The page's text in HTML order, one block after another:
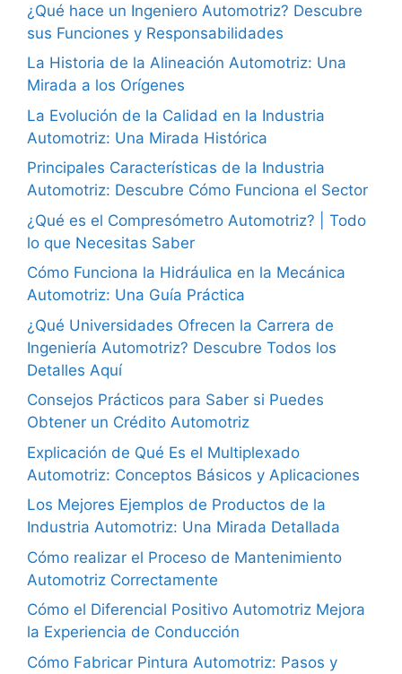
¿Qué hace un Ingeniero Automotriz? Descubre
sus Funciones y Responsabilidades
La Historia de la Alineación Automotriz: Una
Mirada a los Orígenes
La Evolución de la Calidad en la Industria
Automotriz: Una Mirada Histórica
Principales Características de la Industria
Automotriz: Descubre Cómo Funciona el Sector
¿Qué es el Compresómetro Automotriz? | Todo
lo que Necesitas Saber
Cómo Funciona la Hidráulica en la Mecánica
Automotriz: Una Guía Práctica
¿Qué Universidades Ofrecen la Carrera de
Ingeniería Automotriz? Descubre Todos los
Detalles Aquí
Consejos Prácticos para Saber si Puedes
Obtener un Crédito Automotriz
Explicación de Qué Es el Multiplexado
Automotriz: Conceptos Básicos y Aplicaciones
Los Mejores Ejemplos de Productos de la
Industria Automotriz: Una Mirada Detallada
Cómo realizar el Proceso de Mantenimiento
Automotriz Correctamente
Cómo el Diferencial Positivo Automotriz Mejora
la Experiencia de Conducción
Cómo Fabricar Pintura Automotriz: Pasos y